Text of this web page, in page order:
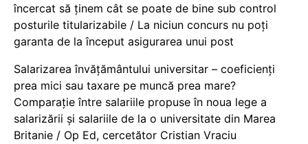
încercat să ținem cât se poate de bine sub control
posturile titularizabile / La niciun concurs nu poți
garanta de la început asigurarea unui post
Salarizarea învățământului universitar – coeficienți
prea mici sau taxare pe muncă prea mare?
Comparație între salariile propuse în noua lege a
salarizării și salariile de la o universitate din Marea
Britanie / Op Ed, cercetător Cristian Vraciu